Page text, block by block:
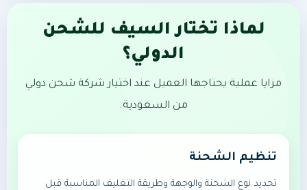
لماذا تختار السيف للشحن
الدولي؟
مزايا عملية يحتاجها العميل عند اختيار شركة شحن دولي
من السعودية.
تنظيم الشحنة
تحديد نوع الشحنة والوجهة وطريقة التغليف المناسبة قبل